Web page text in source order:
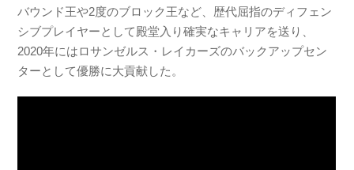
バウンド王や2度のブロック王など、歴代屈指のディフェン
シブプレイヤーとして殿堂入り確実なキャリアを送り、
2020年にはロサンゼルス・レイカーズのバックアップセン
ターとして優勝に大貢献した。